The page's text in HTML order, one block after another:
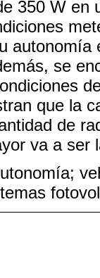
350 W en
se
que la
de
va a